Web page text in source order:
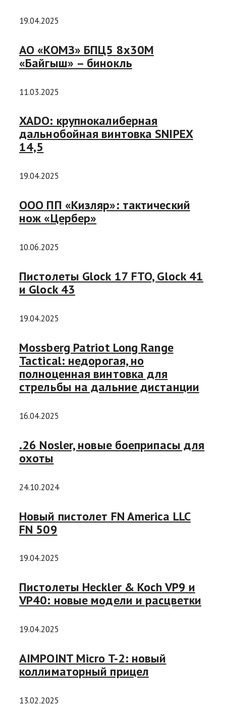
19.04.2025
АО «КОМЗ» БПЦ5 8х30М
«Байгыш» – бинокль
11.03.2025
XADO: крупнокалиберная
дальнобойная винтовка SNIPEX
14,5
19.04.2025
ООО ПП «Кизляр»: тактический
нож «Цербер»
10.06.2025
Пистолеты Glock 17 FTO, Glock 41
и Glock 43
19.04.2025
Mossberg Patriot Long Range
Tactical: недорогая, но
полноценная винтовка для
стрельбы на дальние дистанции
16.04.2025
.26 Nosler, новые боеприпасы для
охоты
24.10.2024
Новый пистолет FN America LLC
FN 509
19.04.2025
Пистолеты Heckler & Koch VP9 и
VP40: новые модели и расцветки
19.04.2025
AIMPOINT Micro T-2: новый
коллиматорный прицел
13.02.2025